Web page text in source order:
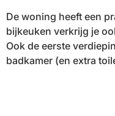
De woning heeft een
bijkeuken verkrijg je
Ook de eerste
badkamer (en extra